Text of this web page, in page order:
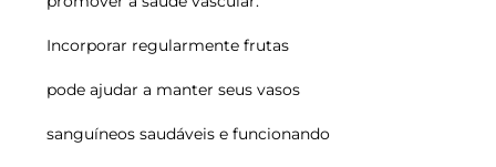
Incorporar regularmente frutas
pode ajudar a manter seus vasos
sanguíneos saudáveis e funcionando